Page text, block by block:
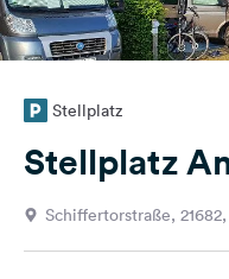
Registrieren
Fragen &
Feedback
Sprache:
Stellplatz
Stellplatz
Schiffertorstraße,